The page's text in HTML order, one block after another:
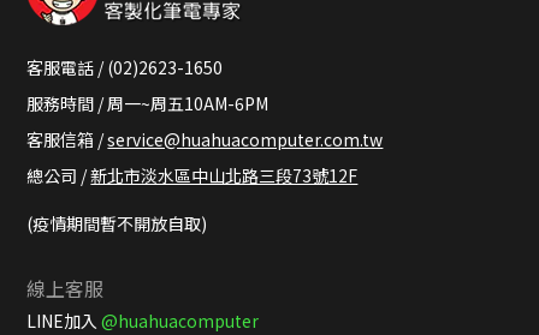
客服電話 / (02)2623-1650
服務時間 / 周一~周五10AM-6PM
客服信箱 /service@huahuacomputer.com.tw
總公司 /新北市淡水區中山北路三段73號12F
(疫情期間暫不開放自取)
線上客服
LINE加入@huahuacomputer